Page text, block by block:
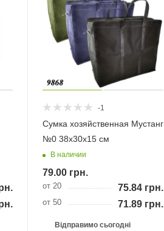
-1
Сумка хозяйственная Мустанг
№0 38х30х15 см
В наличии
79.00грн.
от 20 75.84грн.
от 50 71.89грн.
Відправимо сьогодні